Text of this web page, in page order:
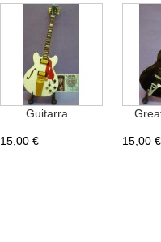
Guitarra...
15,00 € 15,00 €